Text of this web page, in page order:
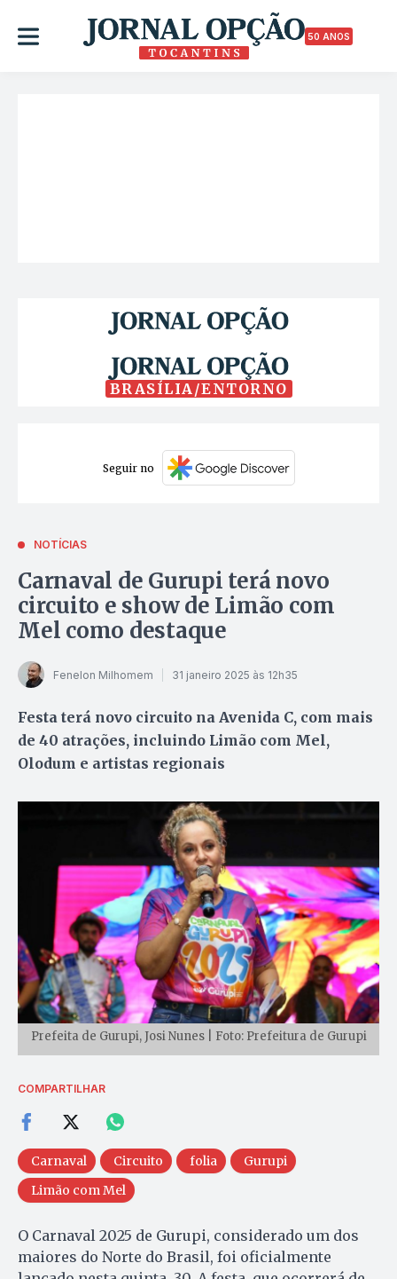
50 ANOS
BRASÍLIA/ENTORNO
Seguir no
NOTÍCIAS
Carnaval de Gurupi terá novo
circuito e show de Limão com
Mel como destaque
Fenelon Milhomem 31 janeiro 2025 às 12h35
Festa terá novo circuito na Avenida C, com mais
de 40 atrações, incluindo Limão com Mel,
Olodum e artistas regionais
Prefeita de Gurupi, Josi Nunes | Foto: Prefeitura de Gurupi
COMPARTILHAR
Carnaval Circuito folia
Gurupi
Limão com Mel
O Carnaval 2025 de Gurupi, considerado um dos
maiores do Norte do Brasil, foi oficialmente